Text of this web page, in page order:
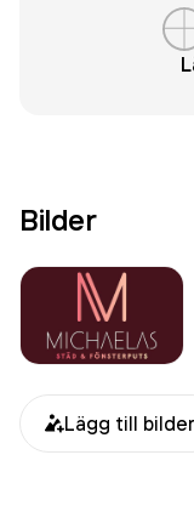
Bilder
Lägg till bilder